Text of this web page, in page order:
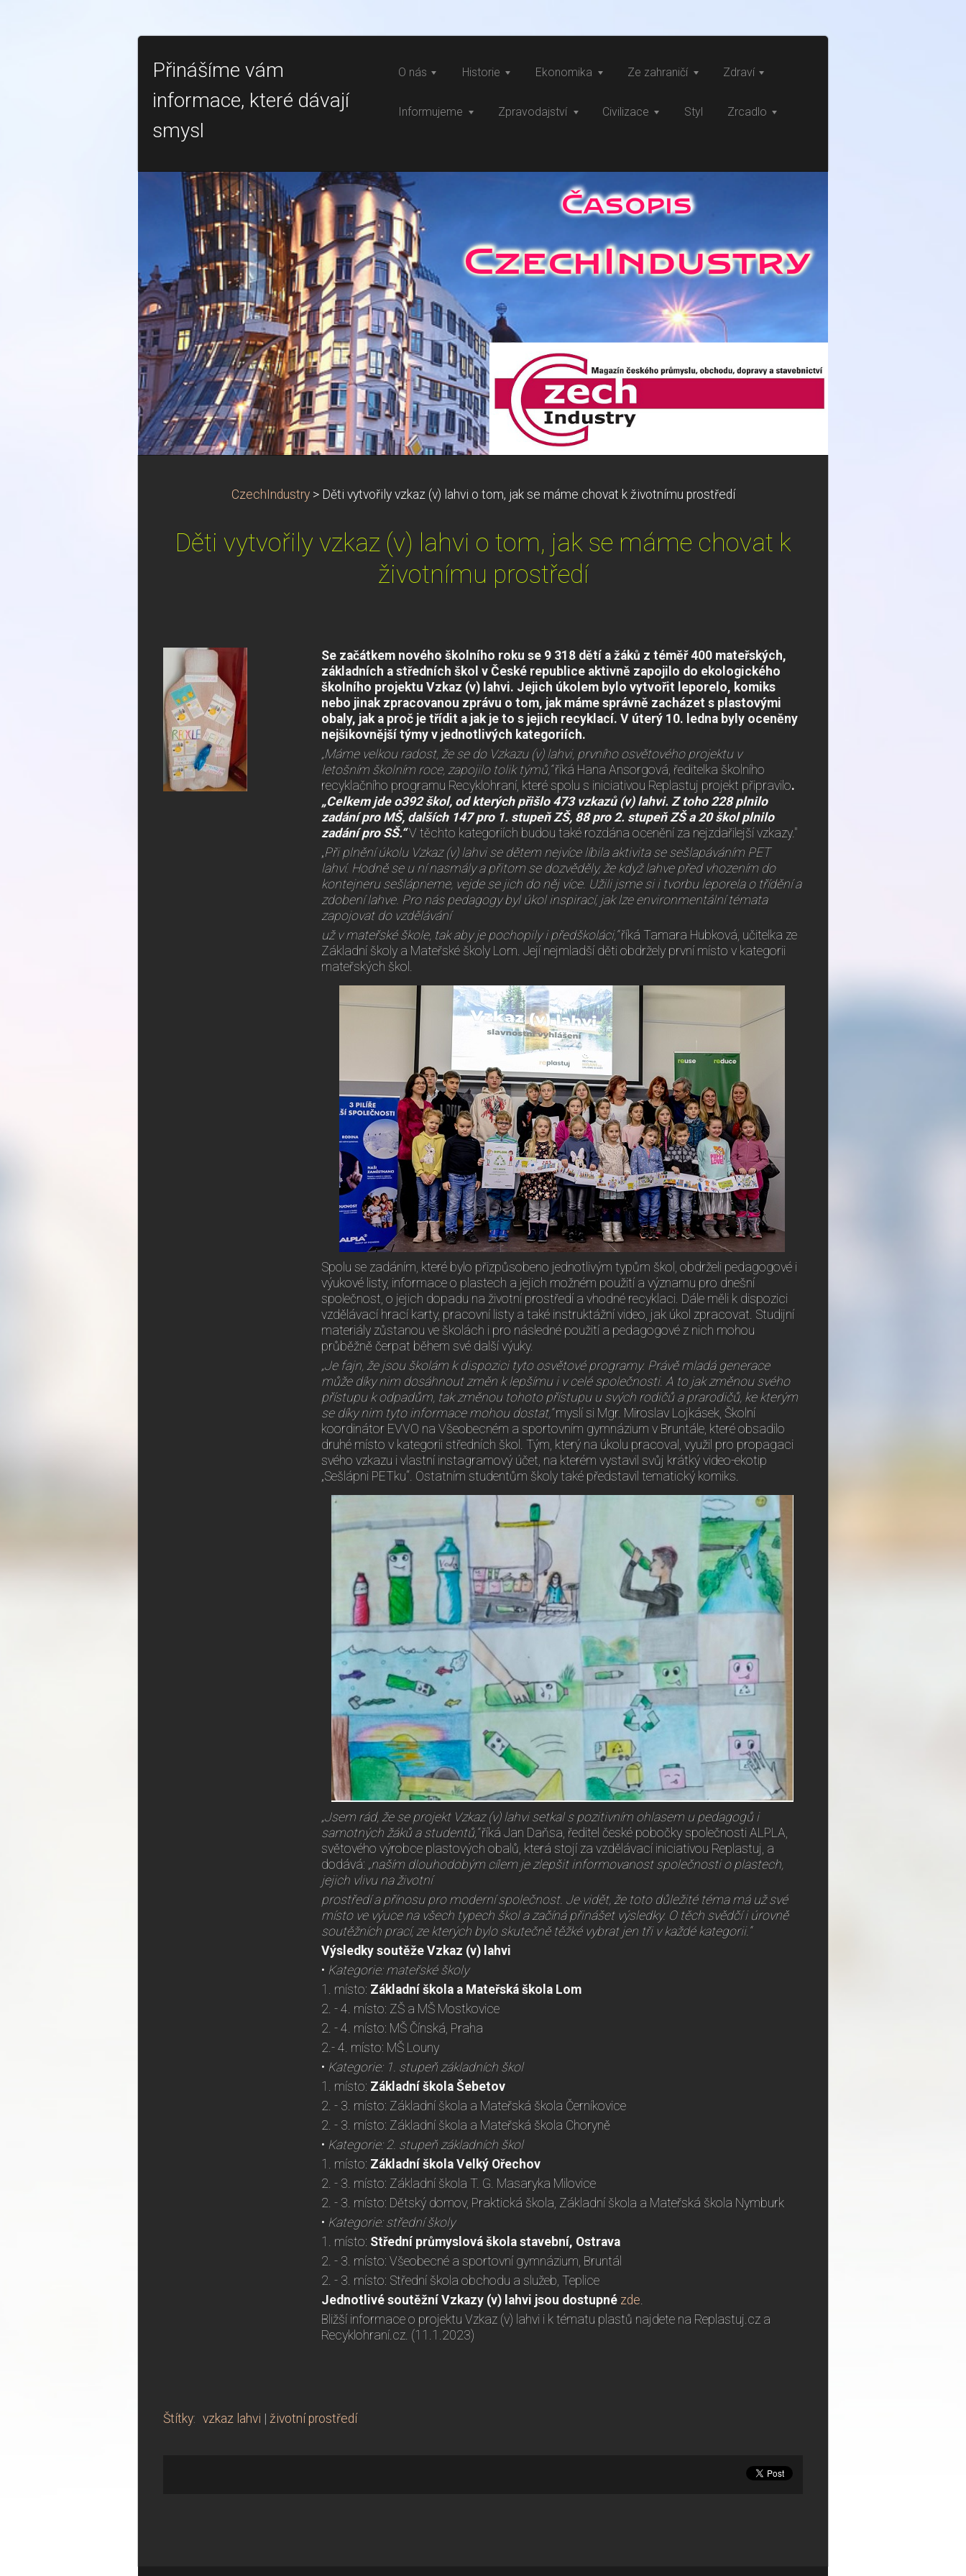
Přinášíme vám
informace, které dávají
smysl
O nás Historie Ekonomika Ze zahraničí Zdraví
Informujeme Zpravodajství Civilizace Styl Zrcadlo
CzechIndustry > Děti vytvořily vzkaz (v) lahvi o tom, jak se máme chovat k životnímu prostředí
Děti vytvořily vzkaz (v) lahvi o tom, jak se máme chovat k
životnímu prostředí
Se začátkem nového školního roku se 9 318 dětí a žáků z téměř 400 mateřských,
základních a středních škol v České republice aktivně zapojilo do ekologického
školního projektu Vzkaz (v) lahvi. Jejich úkolem bylo vytvořit leporelo, komiks
nebo jinak zpracovanou zprávu o tom, jak máme správně zacházet s plastovými
obaly, jak a proč je třídit a jak je to s jejich recyklací. V úterý 10. ledna byly oceněny
nejšikovnější týmy v jednotlivých kategoriích.
„Máme velkou radost, že se do Vzkazu (v) lahvi, prvního osvětového projektu v
letošním školním roce, zapojilo tolik týmů,“říká Hana Ansorgová, ředitelka školního
recyklačního programu Recyklohraní, které spolu s iniciativou Replastuj projekt připravilo.
„Celkem jde o392 škol, od kterých přišlo 473 vzkazů (v) lahvi. Z toho 228 plnilo
zadání pro MŠ, dalších 147 pro 1. stupeň ZŠ, 88 pro 2. stupeň ZŠ a 20 škol plnilo
zadání pro SŠ.“V těchto kategoriích budou také rozdána ocenění za nejzdařilejší vzkazy."
„Při plnění úkolu Vzkaz (v) lahvi se dětem nejvíce líbila aktivita se sešlapáváním PET
lahví. Hodně se u ní nasmály a přitom se dozvěděly, že když lahve před vhozením do
kontejneru sešlápneme, vejde se jich do něj více. Užili jsme si i tvorbu leporela o třídění a
zdobení lahve. Pro nás pedagogy byl úkol inspirací, jak lze environmentální témata
zapojovat do vzdělávání
už v mateřské škole, tak aby je pochopily i předškoláci,“říká Tamara Hubková, učitelka ze
Základní školy a Mateřské školy Lom. Její nejmladší děti obdržely první místo v kategorii
mateřských škol.
Spolu se zadáním, které bylo přizpůsobeno jednotlivým typům škol, obdrželi pedagogové i
výukové listy, informace o plastech a jejich možném použití a významu pro dnešní
společnost, o jejich dopadu na životní prostředí a vhodné recyklaci. Dále měli k dispozici
vzdělávací hrací karty, pracovní listy a také instruktážní video, jak úkol zpracovat. Studijní
materiály zůstanou ve školách i pro následné použití a pedagogové z nich mohou
průběžně čerpat během své další výuky.
„Je fajn, že jsou školám k dispozici tyto osvětové programy. Právě mladá generace
může díkynim dosáhnout změn k lepšímu i v celé společnosti. A to jak změnou svého
přístupu k odpadům, tak změnou tohoto přístupu u svých rodičů a prarodičů, ke kterým
se díky nim tyto informace mohou dostat,“myslí si Mgr. Miroslav Lojkásek, Školní
koordinátor EVVO na Všeobecném a sportovním gymnázium v Bruntále, které obsadilo
druhé místo v kategorii středních škol. Tým, který na úkolu pracoval, využil pro propagaci
svého vzkazu i vlastní instagramový účet, na kterém vystavil svůj krátký video-ekotip
„Sešlápni PETku“. Ostatním studentům školy také představil tematický komiks.
„Jsem rád, že se projekt Vzkaz (v) lahvi setkal s pozitivním ohlasem u pedagogů i
samotných žáků a studentů,“říká Jan Daňsa, ředitel české pobočky společnosti ALPLA,
světového výrobce plastových obalů, která stojí za vzdělávací iniciativou Replastuj, a
dodává: „naším dlouhodobým cílem je zlepšit informovanost společnosti o plastech,
jejich vlivu na životní
prostředí a přínosu pro moderní společnost. Je vidět, že toto důležité téma má už své
místo ve výuce na všech typech škol a začíná přinášet výsledky. O těch svědčí i úrovně
soutěžních prací, ze kterých bylo skutečně těžké vybrat jen tři v každé kategorii.“
Výsledky soutěže Vzkaz (v) lahvi
• Kategorie: mateřské školy
1. místo: Základní škola a Mateřská škola Lom
2. - 4. místo: ZŠ a MŠ Mostkovice
2. - 4. místo: MŠ Čínská, Praha
2.- 4. místo: MŠ Louny
• Kategorie: 1. stupeň základních škol
1. místo: Základní škola Šebetov
2. - 3. místo: Základní škola a Mateřská škola Černíkovice
2. - 3. místo: Základní škola a Mateřská škola Choryně
• Kategorie: 2. stupeň základních škol
1. místo: Základní škola Velký Ořechov
2. - 3. místo: Základní škola T. G. Masaryka Milovice
2. - 3. místo: Dětský domov, Praktická škola, Základní škola a Mateřská škola Nymburk
• Kategorie: střední školy
1. místo: Střední průmyslová škola stavební, Ostrava
2. - 3. místo: Všeobecné a sportovní gymnázium, Bruntál
2. - 3. místo: Střední škola obchodu a služeb, Teplice
Jednotlivé soutěžní Vzkazy (v) lahvi jsou dostupné zde.
Bližší informace o projektu Vzkaz (v) lahvi i k tématu plastů najdete na Replastuj.cz a
Recyklohraní.cz. (11.1.2023)
Štítky: vzkaz lahvi životní prostředí